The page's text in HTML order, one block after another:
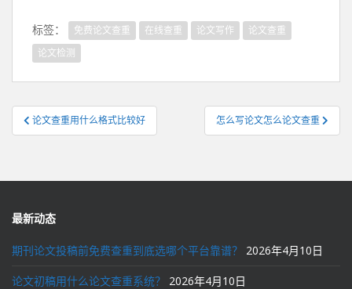
标签： 免费论文查重 在线查重 论文写作
论文查重
论文检测
文
章
航
论文查重用什么格式比较好 怎么写论文怎么论文查重
最新动态
期刊论文投稿前免费查重到底选哪个平台靠谱？ 2026年4月10日
论文初稿用什么论文查重系统？ 2026年4月10日